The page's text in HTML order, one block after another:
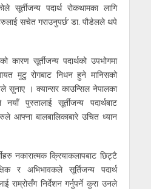
सूर्तीजन्य पदार्थ रोकथामका लागि
सचेत गराउनुपर्छ’ डा. पौडेलले थपे
कारण सूर्तीजन्य पदार्थको उपभोगमा
मुटु रोगबाट निधन हुने मानिसको
सुनाए । क्यान्सर काउन्सिल नेपालका
पुस्तालाई सूर्तीजन्य पदार्थबाट
आफ्ना बालबालिकाबारे उचित ध्यान
नकारात्मक क्रियाकलापबाट छिट्टै
र अभिभावकले सूर्तिजन्य पदार्थ
राम्रोसँग निर्देशन गर्नुपर्ने कुरा उनले